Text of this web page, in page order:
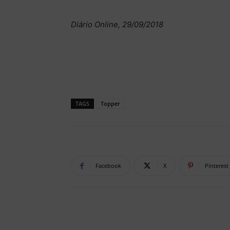
Diário Online, 29/09/2018
TAGS Topper
Facebook X Pinterest